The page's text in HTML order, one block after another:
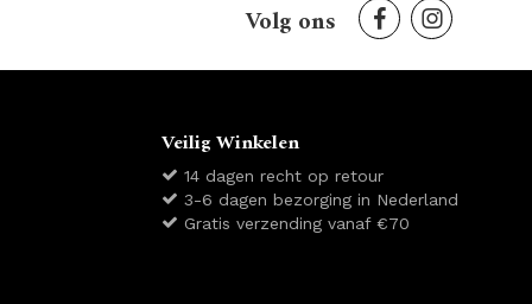
Volg ons
Veilig Winkelen
14 dagen recht op retour
3-6 dagen bezorging in Nederland
Gratis verzending vanaf €70